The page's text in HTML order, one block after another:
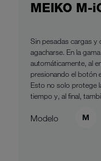
MEIKO M-
Sin pesadas cargas y
agacharse. En la
automáticamente, al
presionando el botón
Esto no solo protege
tiempo y, al final,
Modelo M